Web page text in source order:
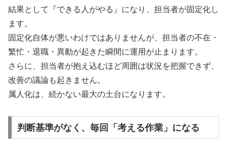
結果として『できる人がやる』になり、担当者が固定化し
ます。
固定化自体が悪いわけではありませんが、担当者の不在・
繁忙・退職・異動が起きた瞬間に運用が止まります。
さらに、担当者が抱え込むほど周囲は状況を把握できず、
改善の議論も起きません。
属人化は、続かない最大の土台になります。
判断基準がなく、毎回「考える作業」になる